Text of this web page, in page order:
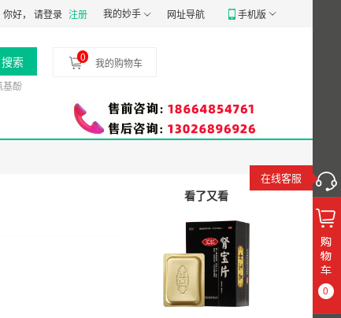
号 食品经营许可证：JY14401030058197 药品经营质量管理规范
你好， 请登录 注册 我的妙手 网址导航 手机版
搜索
基酚
0 我的购物车
在线客服
0
看了又看